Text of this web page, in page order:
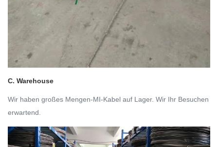
C. Warehouse
Wir haben großes Mengen-MI-Kabel auf Lager. Wir Ihr Besuchen
erwartend.